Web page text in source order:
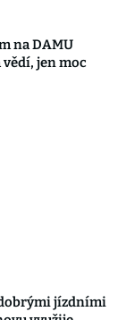
na DAMU
jen moc
jízdními